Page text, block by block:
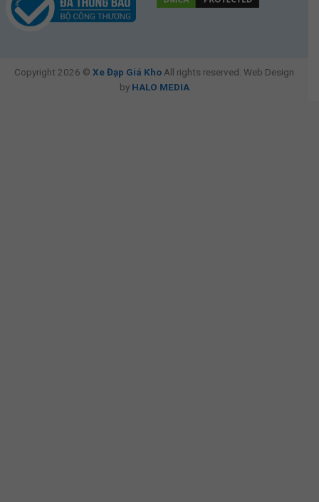
Copyright 2026 © Xe Đạp Giá Kho All rights reserved. Web Design
by HALO MEDIA